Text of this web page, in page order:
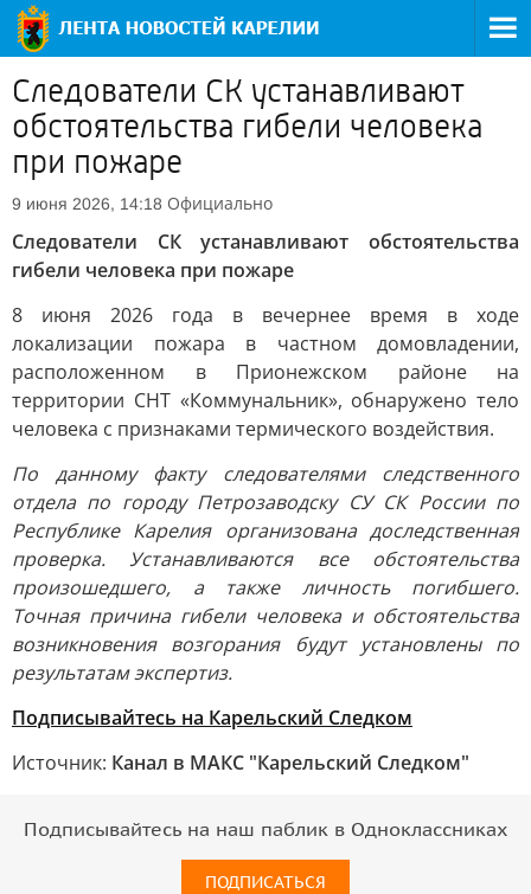
Следователи СК устанавливают
обстоятельства гибели человека
при пожаре
9 июня 2026, 14:18 Официально
Следователи СК устанавливают обстоятельства
гибели человека при пожаре
8 июня 2026 года в вечернее время в ходе
локализации пожара в частном домовладении,
расположенном в Прионежском районе на
территории СНТ «Коммунальник», обнаружено тело
человека с признаками термического воздействия.
По данному факту следователями следственного
отдела по городу Петрозаводску СУ СК России по
Республике Карелия организована доследственная
проверка. Устанавливаются все обстоятельства
произошедшего, а также личность погибшего.
Точная причина гибели человека и обстоятельства
возникновения возгорания будут установлены по
результатам экспертиз.
Подписывайтесь на Карельский Следком
Источник: Канал в МАКС "Карельский Следком"
Подписывайтесь на наш паблик в Одноклассниках
ПОДПИСАТЬСЯ